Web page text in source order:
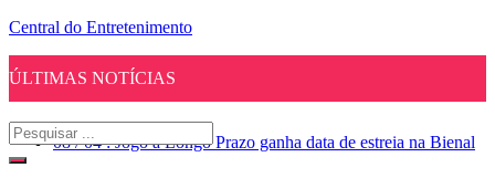
Central do Entretenimento
ÚLTIMAS NOTÍCIAS
08 / 04 : Jogo a Longo Prazo ganha data de estreia na Bienal